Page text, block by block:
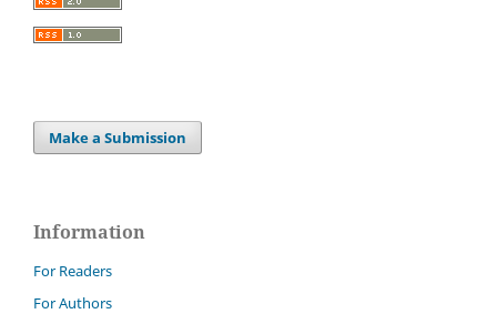
Make a Submission
Information
For Readers
For Authors